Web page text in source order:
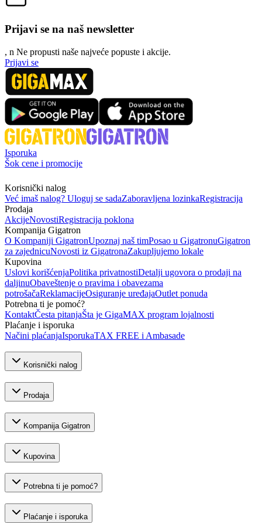
Prijavi se na naš newsletter
, n Ne propusti naše najveće popuste i akcije.
Prijavi se
Isporuka
Šok cene i promocije
Korisnički nalog
Već imaš nalog? Uloguj se sadaZaboravljena lozinkaRegistracija
Prodaja
AkcijeNovostiRegistracija poklona
Kompanija Gigatron
O Kompaniji GigatronUpoznaj naš timPosao u GigatronuGigatron
za zajednicuNovosti iz GigatronaZakupljujemo lokale
Kupovina
Uslovi korišćenjaPolitika privatnostiDetalji ugovora o prodaji na
daljinuObaveštenje o pravima i obavezama
potrošačaReklamacijeOsiguranje uređajaOutlet ponuda
Potrebna ti je pomoć?
KontaktČesta pitanjaŠta je GigaMAX program lojalnosti
Plaćanje i isporuka
Načini plaćanjaIsporukaTAX FREE i Ambasade
Korisnički nalog
Prodaja
Kompanija Gigatron
Kupovina
Potrebna ti je pomoć?
Plaćanje i isporuka